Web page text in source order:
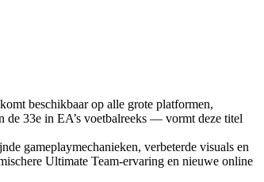
beschikbaar op alle grote platformen,
33e in EA’s voetbalreeks — vormt deze titel
gameplaymechanieken, verbeterde visuals en
Ultimate Team-ervaring en nieuwe online